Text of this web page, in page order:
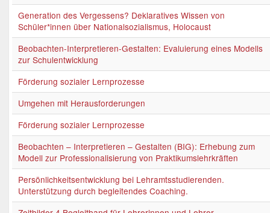
Generation des Vergessens? Deklaratives Wissen von
Schüler*innen über Nationalsozialismus, Holocaust
Beobachten-Interpretieren-Gestalten: Evaluierung eines Modells
zur Schulentwicklung
Förderung sozialer Lernprozesse
Umgehen mit Herausforderungen
Förderung sozialer Lernprozesse
Beobachten – Interpretieren – Gestalten (BIG): Erhebung zum
Modell zur Professionalisierung von Praktikumslehrkräften
Persönlichkeitsentwicklung bei Lehramtsstudierenden.
Unterstützung durch begleitendes Coaching.